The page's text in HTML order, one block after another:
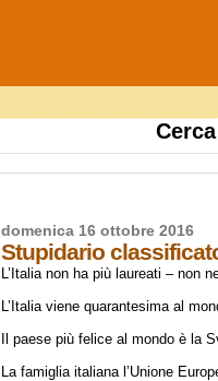
domenica 16 ottobre 2016
Stupidario
L’Italia non ha più laureati – non
L’Italia viene quarantesima al
Il paese più felice al mondo è la
La famiglia italiana l’Unione